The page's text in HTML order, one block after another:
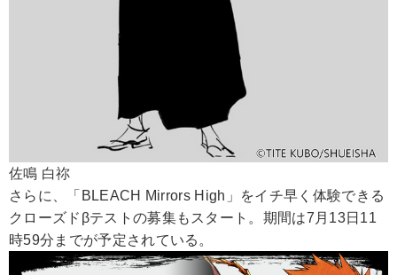
佐鳴 白祢
さらに、「BLEACH Mirrors High」をイチ早く体験できる
クローズドβテストの募集もスタート。期間は7月13日11
時59分までが予定されている。